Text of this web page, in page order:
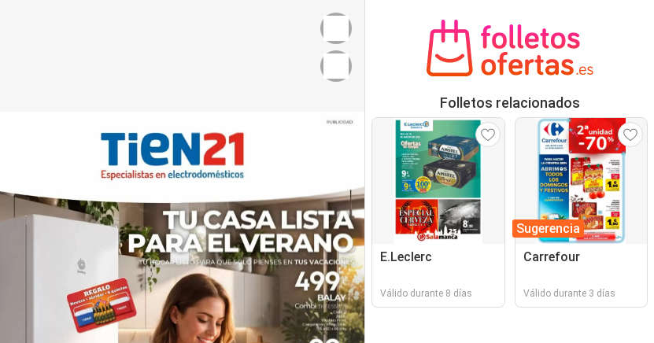
Folletos relacionados
E.Leclerc
Válido durante 8 días
Sugerencia
Carrefour
Válido durante 3 días